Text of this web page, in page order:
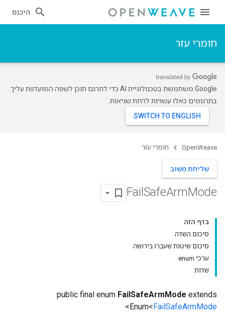
היכנס
חומרי עזר
‫Google משתמשת בטכנולוגיית AI כדי לתרגם תוכן לשפה המועדפת עליך.
בתרגומים כאלו עשויות להיות שגיאות.
OpenWeave חומרי עזר
שליחת משוב
Fail SafeArmMode
בדף הזה
סיכום השדה
סיכום שיטות שעברו בירושה
ערכי enum
שדות
public final enum FailSafeArmMode extends
Enum<FailSafeArmMode
>